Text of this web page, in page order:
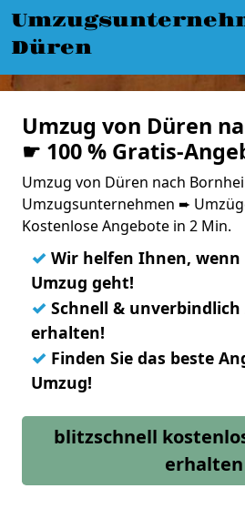
Düren
Umzug von Düren
☛ 100 % Gratis-
Umzug von Düren nach
Umzugsunternehmen ➨
Kostenlose Angebote in 2 Min.
✓ Wir helfen Ihnen,
Umzug geht!
✓ Schnell &
erhalten!
✓ Finden Sie das beste
Umzug!
blitzschnell
erhalten